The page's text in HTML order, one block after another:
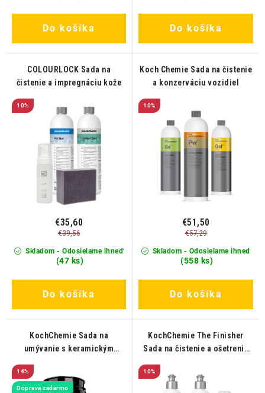
Do košíka Do košíka
COLOURLOCK Sada na
čistenie a impregnáciu kože
10%
Skladom - Odosielame ihneď
(47 ks)
€35,60
€39,56
Do košíka
Koch Chemie Sada na čistenie
a konzerváciu vozidiel
10%
Skladom - Odosielame ihneď
(558 ks)
€51,50
€57,29
Do košíka
KochChemie Sada na
umývanie s keramickým
14%
Doprava zadarmo
KochChemie The Finisher
Sada na čistenie a ošetrenie
10%